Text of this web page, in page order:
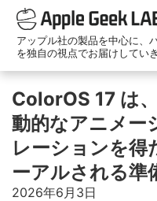
アップル社の製品を中心に、
を独自の視点でお届けしていき
ColorOS 17 は
動的なアニメー
レーションを得
ーアルされる準
2026年6月3日